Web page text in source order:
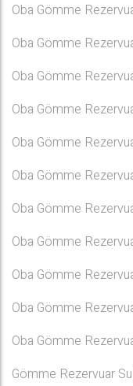
Oba Gömme
Oba Gömme
Oba Gömme
Oba Gömme
Oba Gömme
Oba Gömme
Oba Gömme
Oba Gömme
Oba Gömme
Oba Gömme
Oba Gömme
Gömme Rezervuar